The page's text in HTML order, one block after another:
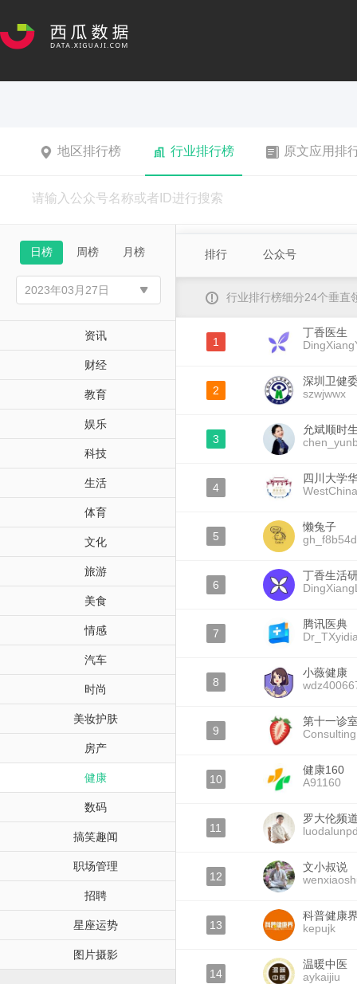
地区排行榜 行业排行榜 原文应用排
日榜 周榜 月榜
资讯
财经
教育
娱乐
科技
生活
体育
文化
旅游
美食
情感
汽车
时尚
美妆护肤
房产
健康
数码
搞笑趣闻
职场管理
招聘
星座运势
图片摄影
排行 公众号
行业排行榜细分24个垂直
1
丁香医生
2
深圳卫健
szwjwwx
3
允斌顺时
4
四川大学
5
懒兔子
6
丁香生活
7
腾讯医典
8
小薇健康
9
第十一诊
10
健康160
A91160
11
罗大伦频
12
文小叔说
13
科普健康
kepujk
14
温暖中医
aykaijiu